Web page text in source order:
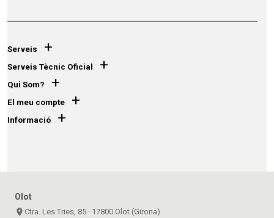
Serveis +
Serveis Tècnic Oficial +
Qui Som? +
El meu compte +
Informació +
Olot
place Ctra. Les Tries, 85 · 17800 Olot (Girona)